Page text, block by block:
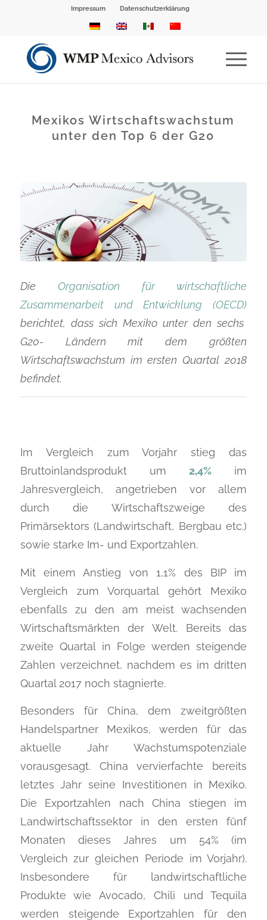
Impressum Datenschutzerklärung
Mexikos Wirtschaftswachstum
unter den Top 6 der G20
Die Organisation für wirtschaftliche
Zusammenarbeit und Entwicklung (OECD)
berichtet, dass sich Mexiko unter den sechs
G20- Ländern mit dem größten
Wirtschaftswachstum im ersten Quartal 2018
befindet.
Im Vergleich zum Vorjahr stieg das
Bruttoinlandsprodukt um 2,4% im
Jahresvergleich, angetrieben vor allem
durch die Wirtschaftszweige des
Primärsektors (Landwirtschaft, Bergbau etc.)
sowie starke Im- und Exportzahlen.
Mit einem Anstieg von 1,1% des BIP im
Vergleich zum Vorquartal gehört Mexiko
ebenfalls zu den am meist wachsenden
Wirtschaftsmärkten der Welt. Bereits das
zweite Quartal in Folge werden steigende
Zahlen verzeichnet, nachdem es im dritten
Quartal 2017 noch stagnierte.
Besonders für China, dem zweitgrößten
Handelspartner Mexikos, werden für das
aktuelle Jahr Wachstumspotenziale
vorausgesagt. China vervierfachte bereits
letztes Jahr seine Investitionen in Mexiko.
Die Exportzahlen nach China stiegen im
Landwirtschaftssektor in den ersten fünf
Monaten dieses Jahres um 54% (im
Vergleich zur gleichen Periode im Vorjahr).
Insbesondere für landwirtschaftliche
Produkte wie Avocado, Chili und Tequila
werden steigende Exportzahlen für den